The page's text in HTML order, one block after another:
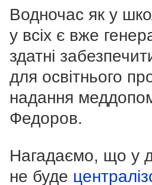
Водночас як у
у всіх є вже
здатні
для освітнього
надання
Федоров.
Нагадаємо, що у
не буде